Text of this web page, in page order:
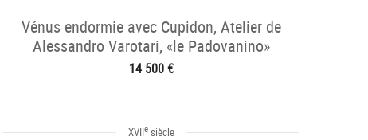
Vénus endormie avec Cupidon, Atelier de
Alessandro Varotari, «le Padovanino»
(1588 - 1649)
14 500 €
XVIIe siècle